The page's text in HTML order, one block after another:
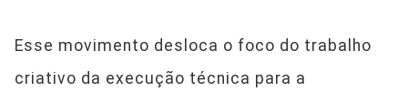
Esse movimento desloca o foco do trabalho
criativo da execução técnica para a